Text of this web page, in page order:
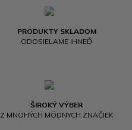
PRODUKTY SKLADOM
ODOSIELAME IHNEĎ
ŠIROKÝ VÝBER
Z MNOHÝCH MÓDNYCH ZNAČIEK